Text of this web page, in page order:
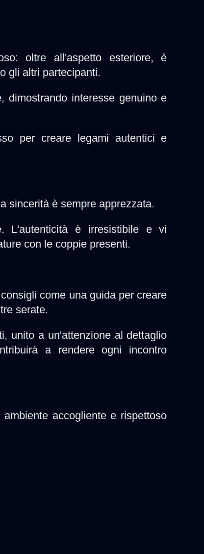
oltre all'aspetto esteriore, è
gli altri partecipanti.
dimostrando interesse genuino e
per creare legami autentici e
sincerità è sempre apprezzata.
L'autenticità è irresistibile e vi
con le coppie presenti.
come una guida per creare
serate.
unito a un'attenzione al dettaglio
a rendere ogni incontro
accogliente e rispettoso